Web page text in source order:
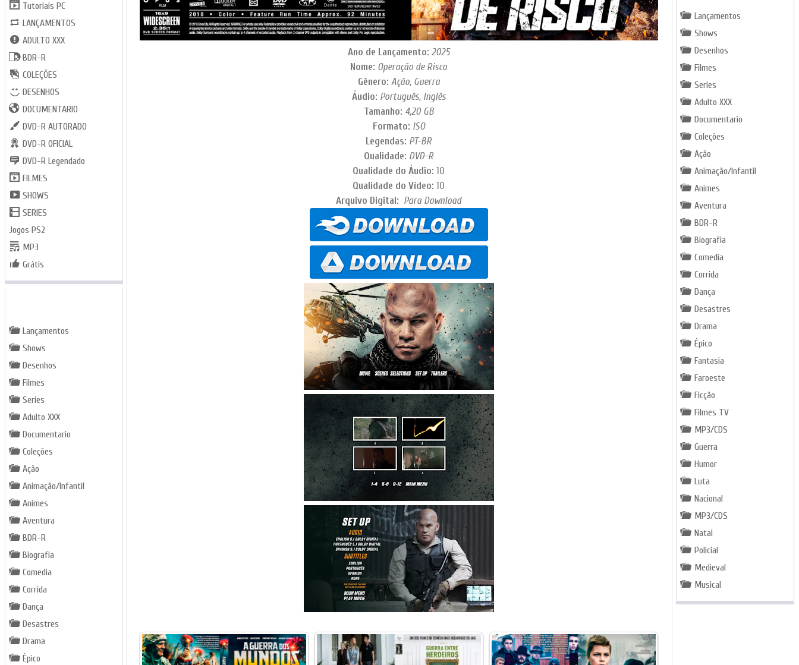
Ano de Lançamento: 2025
Nome: Operação de Risco
Gênero: Ação, Guerra
Áudio: Português, Inglês
Tamanho: 4,20 GB
Formato: ISO
Legendas: PT-BR
Qualidade: DVD-R
Qualidade do Áudio:10
Qualidade do Vídeo:10
Arquivo Digital: Para Download
Tutoriais PC
LANÇAMENTOS
ADULTO XXX
BDR-R
COLEÇÕES
DESENHOS
DOCUMENTARIO
DVD-R AUTORADO
DVD-R OFICIAL
DVD-R Legendado
FILMES
SHOWS
SERIES
Jogos PS2
MP3
Grátis
Lançamentos
Shows
Desenhos
Filmes
Series
Adulto XXX
Documentario
Coleções
Ação
Animação/Infantil
Animes
Aventura
BDR-R
Biografia
Comedia
Corrida
Dança
Desastres
Drama
Épico
Lançamentos
Shows
Desenhos
Filmes
Series
Adulto XXX
Documentario
Coleções
Ação
Animação/Infantil
Animes
Aventura
BDR-R
Biografia
Comedia
Corrida
Dança
Desastres
Drama
Épico
Fantasia
Faroeste
Ficção
Filmes TV
MP3/CDS
Guerra
Humor
Luta
Nacional
MP3/CDS
Natal
Policial
Medieval
Musical